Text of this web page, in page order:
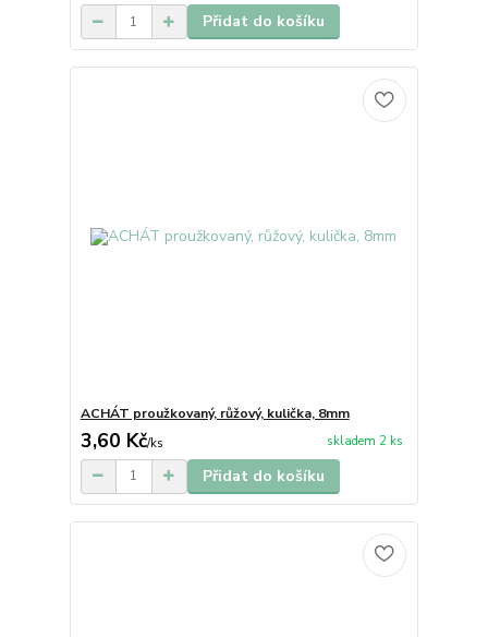
Přidat do košíku
ACHÁT proužkovaný, růžový, kulička, 8mm
3,60 Kč/ks skladem 2 ks
Přidat do košíku